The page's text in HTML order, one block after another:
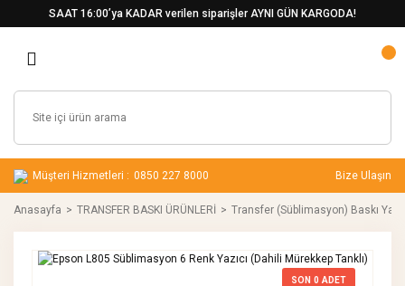
SAAT 16:00’ya KADAR verilen siparişler AYNI GÜN KARGODA!
Müşteri Hizmetleri : 0850 227 8000 Bize Ulaşın
Anasayfa TRANSFER BASKI ÜRÜNLERİ Transfer (Süblimasyon) Baskı
SON 0 ADET